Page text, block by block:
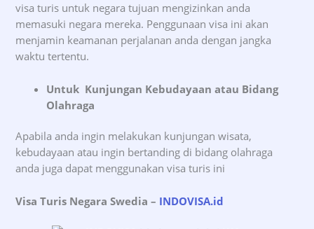
visa turis untuk negara tujuan mengizinkan anda
memasuki negara mereka. Penggunaan visa ini akan
menjamin keamanan perjalanan anda dengan jangka
waktu tertentu.
Untuk Kunjungan Kebudayaan atau Bidang
Olahraga
Apabila anda ingin melakukan kunjungan wisata,
kebudayaan atau ingin bertanding di bidang olahraga
anda juga dapat menggunakan visa turis ini
Visa Turis Negara Swedia – INDOVISA.id